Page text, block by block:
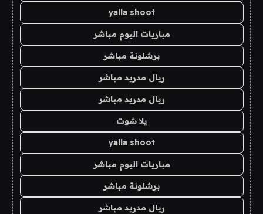
yalla shoot
مباريات اليوم مباشر
برشلونة مباشر
ريال مدريد مباشر
ريال مدريد مباشر
يلا شوت
yalla shoot
مباريات اليوم مباشر
برشلونة مباشر
ريال مدريد مباشر